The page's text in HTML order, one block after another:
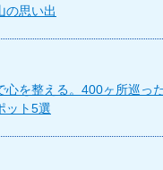
の思い出
心を整える。400ヶ所巡っ
ット5選